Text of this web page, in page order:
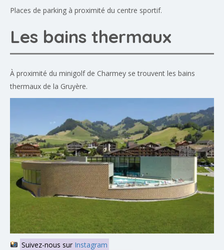
Places de parking à proximité du centre sportif.
Les bains thermaux
À proximité du minigolf de Charmey se trouvent les bains
thermaux de la Gruyère.
Suivez-nous sur Instagram